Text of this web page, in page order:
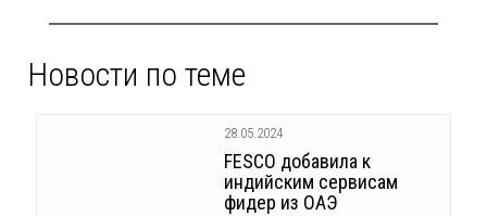
Новости по теме
28.05.2024
FESCO добавила к
индийским сервисам
фидер из ОАЭ